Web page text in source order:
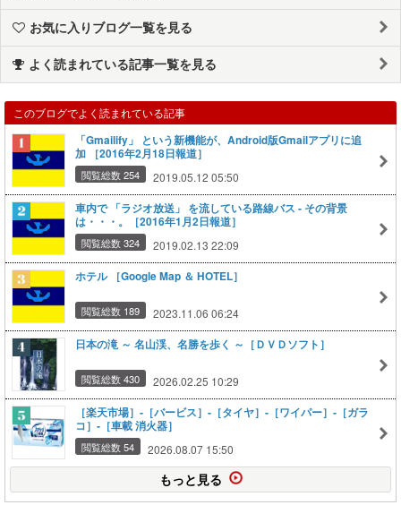
お気に入りブログ一覧を見る
よく読まれている記事一覧を見る
このブログでよく読まれている記事
「Gmailify」 という新機能が、Android版Gmailアプリに追
加 ［2016年2月18日報道］
閲覧総数 254 2019.05.12 05:50
車内で 「ラジオ放送」 を流している路線バス ‐ その背景
は・・・。［2016年1月2日報道］
閲覧総数 324 2019.02.13 22:09
ホテル ［Google Map ＆ HOTEL］
閲覧総数 189 2023.11.06 06:24
日本の滝 ～ 名山渓、名勝を歩く ～［ＤＶＤソフト］
閲覧総数 430 2026.02.25 10:29
［楽天市場］‐［バービス］‐［タイヤ］‐［ワイパー］‐［ガラ
コ］‐［車載 消火器］
閲覧総数 54 2026.08.07 15:50
もっと見る